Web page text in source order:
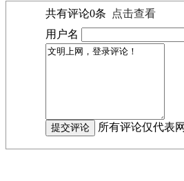
共有评论0条
点击查看
用户名
所有评论仅代表